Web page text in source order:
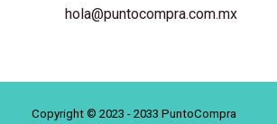
hola@puntocompra.com.mx
Copyright © 2023 - 2033 PuntoCompra